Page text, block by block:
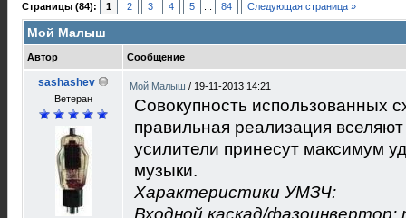
Страницы (84): 1 2 3 4 5 84 Следующая страница »
Мой Малыш
Автор Сообщение
sashashev
Ветеран
Мой Малыш / 19-11-2013 14:21
Совокупность использованных
правильная реализация
усилители принесут максимум
музыки.
Характеристики УМЗЧ:
Входной каскад/